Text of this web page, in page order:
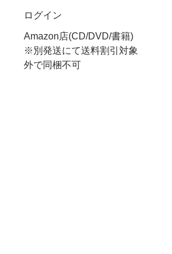
ログイン
Amazon店(CD/DVD/書籍)
※別発送にて送料割引対象
外で同梱不可